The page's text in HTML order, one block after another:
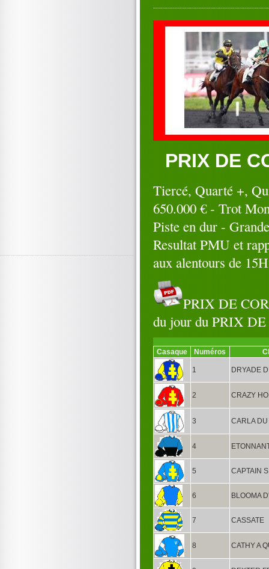
16
17 18 19
20
23
27 28 29
30
Octobre 2019
03 04
05
07 08 09
10
12 13 14
15
18 19
20
21
26
27 28 29
30
PRIX DE
Tiercé, Quarté +,
650.000 € - Trot
Piste en dur -
Resultat PMU et
aux alentours de
PRIX DE
du jour du PRIX
Casaque Numéros
1 DRYADE
2 CRAZY
3 CARLA
4
5 CAPTAIN
6 BLOOMA
7 CASSATE
8 CATHY A